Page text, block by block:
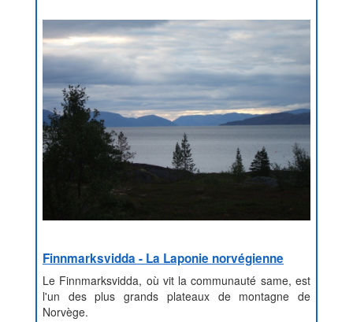
Finnmarksvidda - La Laponie norvégienne
Le Finnmarksvidda, où vit la communauté same, est
l'un des plus grands plateaux de montagne de
Norvège.